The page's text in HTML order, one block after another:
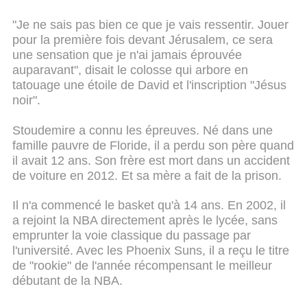
"Je ne sais pas bien ce que je vais ressentir. Jouer
pour la première fois devant Jérusalem, ce sera
une sensation que je n'ai jamais éprouvée
auparavant", disait le colosse qui arbore en
tatouage une étoile de David et l'inscription "Jésus
noir".
Stoudemire a connu les épreuves. Né dans une
famille pauvre de Floride, il a perdu son père quand
il avait 12 ans. Son frère est mort dans un accident
de voiture en 2012. Et sa mère a fait de la prison.
Il n'a commencé le basket qu'à 14 ans. En 2002, il
a rejoint la NBA directement après le lycée, sans
emprunter la voie classique du passage par
l'université. Avec les Phoenix Suns, il a reçu le titre
de "rookie" de l'année récompensant le meilleur
débutant de la NBA.